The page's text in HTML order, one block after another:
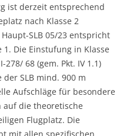
ist derzeit entsprechend
nach Klasse 2
SLB 05/23 entspricht
Die Einstufung in Klasse
68 (gem. Pkt. IV 1.1)
SLB mind. 900 m
Aufschläge für besondere
auf die theoretische
Flugplatz. Die